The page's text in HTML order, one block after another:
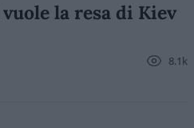
la resa di Kiev
8.1k